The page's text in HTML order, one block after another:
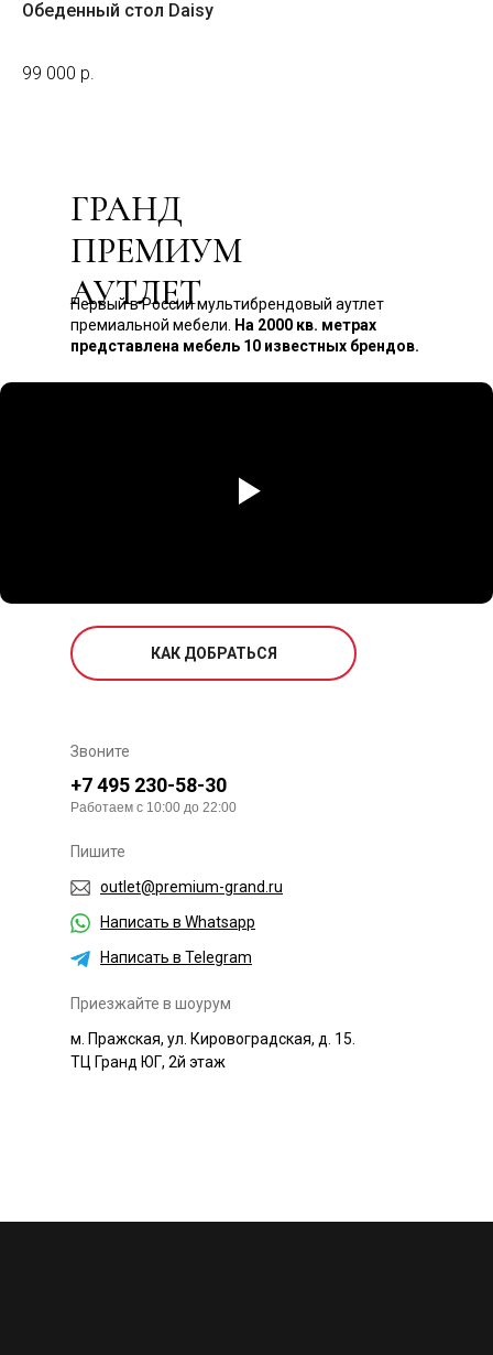
Обеденный стол Daisy
99 000 р.
ГРАНД
ПРЕМИУМ
АУТЛЕТ
Первый в России мультибрендовый аутлет
премиальной мебели. На 2000 кв. метрах
представлена мебель 10 известных брендов.
КАК ДОБРАТЬСЯ
outlet@premium-grand.ru
Написать в Whatsapp
Написать в Telegram
+7 495 230-58-30
Работаем с 10:00 до 22:00
м. Пражская, ул. Кировоградская, д. 15.
ТЦ Гранд ЮГ, 2й этаж
Звоните
Приезжайте в шоурум
Пишите